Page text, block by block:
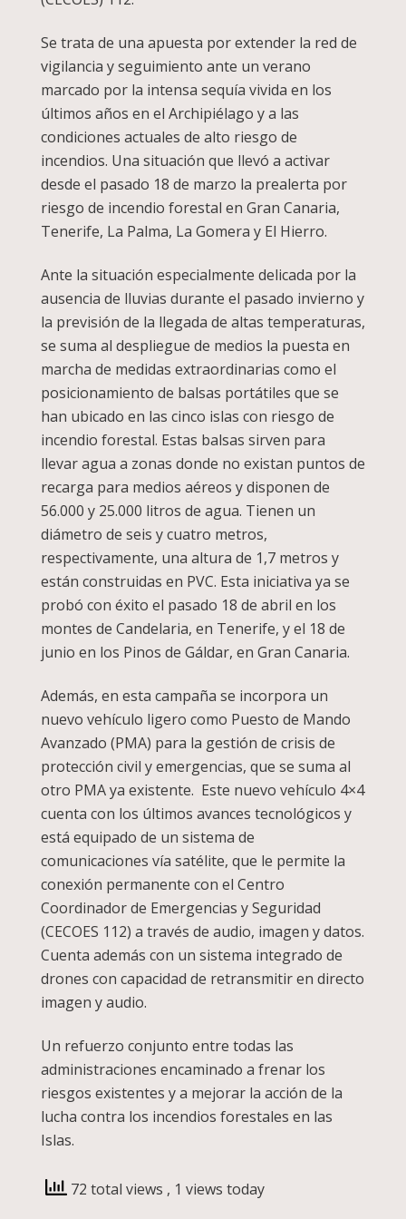
Se trata de una apuesta por extender la red de
vigilancia y seguimiento ante un verano
marcado por la intensa sequía vivida en los
últimos años en el Archipiélago y a las
condiciones actuales de alto riesgo de
incendios. Una situación que llevó a activar
desde el pasado 18 de marzo la prealerta por
riesgo de incendio forestal en Gran Canaria,
Tenerife, La Palma, La Gomera y El Hierro.
Ante la situación especialmente delicada por la
ausencia de lluvias durante el pasado invierno y
la previsión de la llegada de altas temperaturas,
se suma al despliegue de medios la puesta en
marcha de medidas extraordinarias como el
posicionamiento de balsas portátiles que se
han ubicado en las cinco islas con riesgo de
incendio forestal. Estas balsas sirven para
llevar agua a zonas donde no existan puntos de
recarga para medios aéreos y disponen de
56.000 y 25.000 litros de agua. Tienen un
diámetro de seis y cuatro metros,
respectivamente, una altura de 1,7 metros y
están construidas en PVC. Esta iniciativa ya se
probó con éxito el pasado 18 de abril en los
montes de Candelaria, en Tenerife, y el 18 de
junio en los Pinos de Gáldar, en Gran Canaria.
Además, en esta campaña se incorpora un
nuevo vehículo ligero como Puesto de Mando
Avanzado (PMA) para la gestión de crisis de
protección civil y emergencias, que se suma al
otro PMA ya existente. Este nuevo vehículo 4×4
cuenta con los últimos avances tecnológicos y
está equipado de un sistema de
comunicaciones vía satélite, que le permite la
conexión permanente con el Centro
Coordinador de Emergencias y Seguridad
(CECOES 112) a través de audio, imagen y datos.
Cuenta además con un sistema integrado de
drones con capacidad de retransmitir en directo
imagen y audio.
Un refuerzo conjunto entre todas las
administraciones encaminado a frenar los
riesgos existentes y a mejorar la acción de la
lucha contra los incendios forestales en las
Islas.
72 total views , 1 views today